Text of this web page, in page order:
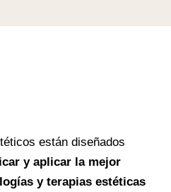
están diseñados
y aplicar la mejor
y terapias estéticas